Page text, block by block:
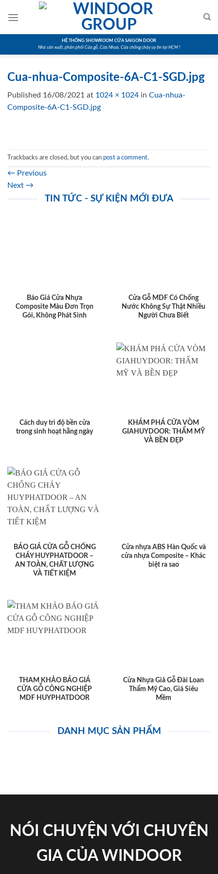
HỆ THỐNG SHOWROOM CỬA SAIGON DOOR
Nhà sản xuất, phân phối Cửa gỗ, Cửa Nhựa, Cửa chống cháy uy tín tại HCM !
Cua-nhua-Composite-6A-C1-SGD.jpg
Published 16/08/2021 at 1024 × 1024 in Cua-nhua-
Composite-6A-C1-SGD.jpg
Trackbacks are closed, but you can post a comment.
← Previous
Next →
TIN TỨC - SỰ KIỆN MỚI ĐƯA
Báo Giá Cửa Nhựa
Composite Màu Đơn Trọn
Gói, Không Phát Sinh
Cửa Gỗ MDF Có Chống
Nước Không Sự Thật Nhiều
Người Chưa Biết
Cách duy trì độ bền cửa
trong sinh hoạt hằng ngày
KHÁM PHÁ CỬA VÒM
GIAHUYDOOR: THẨM MỸ
VÀ BỀN ĐẸP
BÁO GIÁ CỬA GỖ CHỐNG
CHÁY HUYPHATDOOR –
AN TOÀN, CHẤT LƯỢNG
VÀ TIẾT KIỆM
Cửa nhựa ABS Hàn Quốc và
cửa nhựa Composite – Khác
biệt ra sao
THAM KHẢO BÁO GIÁ
CỬA GỖ CÔNG NGHIỆP
MDF HUYPHATDOOR
Cửa Nhựa Giả Gỗ Đài Loan
Thẩm Mỹ Cao, Giá Siêu
Mềm
DANH MỤC SẢN PHẨM
NÓI CHUYỆN VỚI CHUYÊN
GIA CỦA WINDOOR